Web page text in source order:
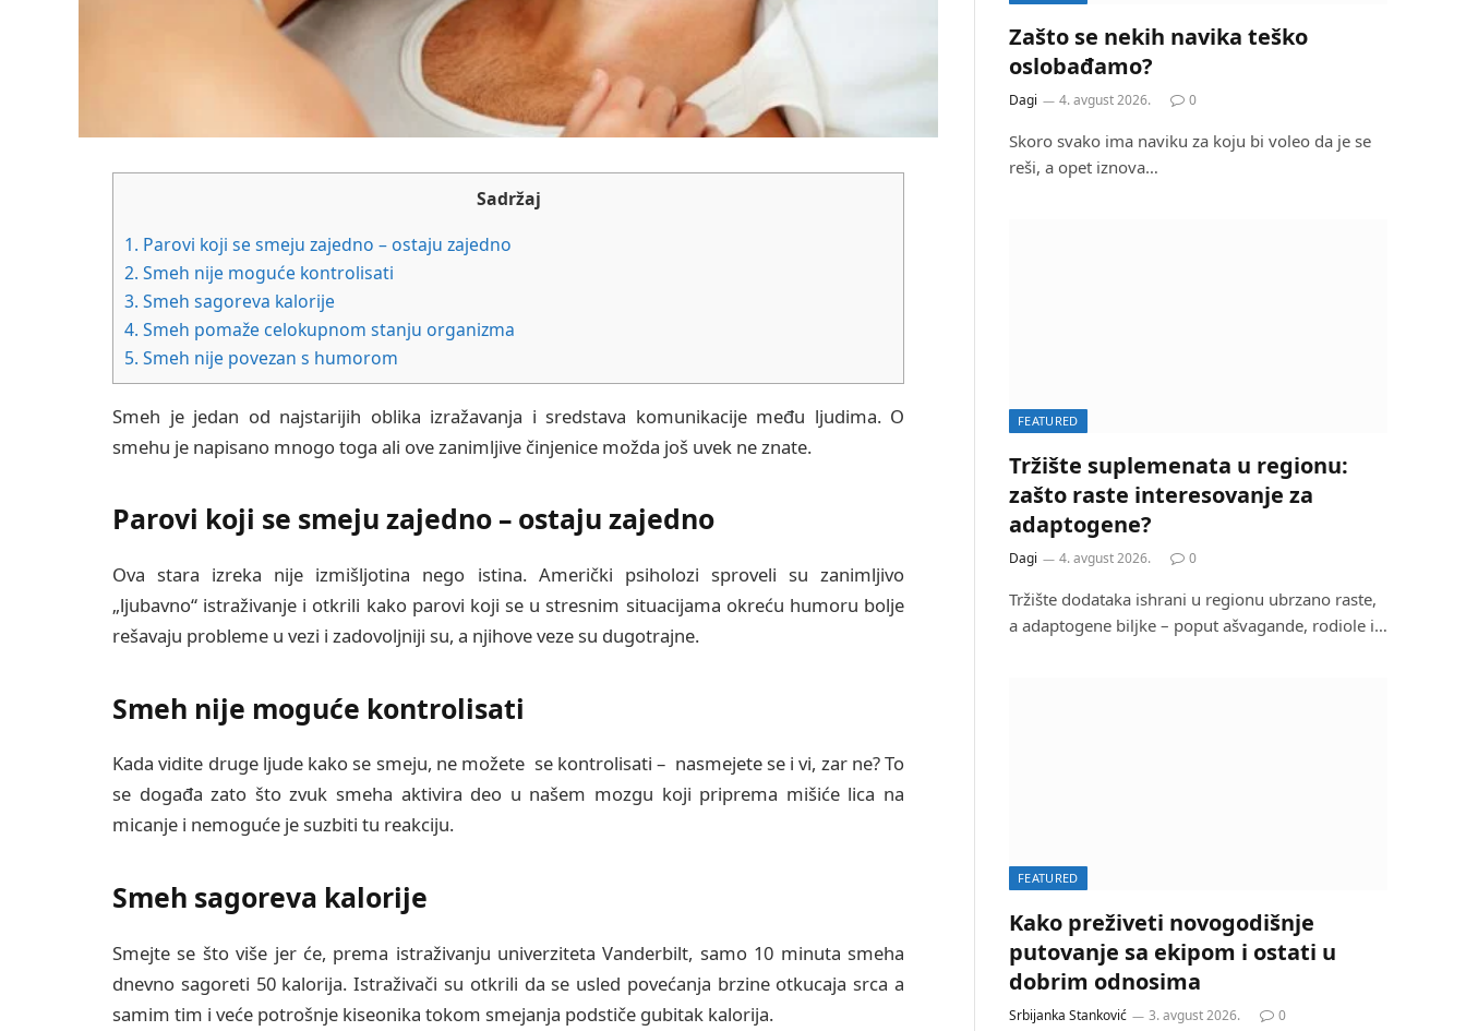
Sadržaj
1. Parovi koji se smeju zajedno – ostaju zajedno
2. Smeh nije moguće kontrolisati
3. Smeh sagoreva kalorije
4. Smeh pomaže celokupnom stanju organizma
5. Smeh nije povezan s humorom
Smeh je jedan od najstarijih oblika izražavanja i sredstava komunikacije među ljudima. O
smehu je napisano mnogo toga ali ove zanimljive činjenice možda još uvek ne znate.
Parovi koji se smeju zajedno – ostaju zajedno
Ova stara izreka nije izmišljotina nego istina. Američki psiholozi sproveli su zanimljivo
„ljubavno“ istraživanje i otkrili kako parovi koji se u stresnim situacijama okreću humoru bolje
rešavaju probleme u vezi i zadovoljniji su, a njihove veze su dugotrajne.
Smeh nije moguće kontrolisati
Kada vidite druge ljude kako se smeju, ne možete se kontrolisati – nasmejete se i vi, zar ne? To
se događa zato što zvuk smeha aktivira deo u našem mozgu koji priprema mišiće lica na
micanje i nemoguće je suzbiti tu reakciju.
Smeh sagoreva kalorije
Smejte se što više jer će, prema istraživanju univerziteta Vanderbilt, samo 10 minuta smeha
dnevno sagoreti 50 kalorija. Istraživači su otkrili da se usled povećanja brzine otkucaja srca a
samim tim i veće potrošnje kiseonika tokom smejanja podstiče gubitak kalorija.
Zašto se nekih navika teško
oslobađamo?
Dagi 4. avgust 2026. 0
Skoro svako ima naviku za koju bi voleo da je se
reši, a opet iznova…
FEATURED
Tržište suplemenata u regionu:
zašto raste interesovanje za
adaptogene?
Dagi 4. avgust 2026. 0
Tržište dodataka ishrani u regionu ubrzano raste,
a adaptogene biljke – poput ašvagande, rodiole i…
FEATURED
Kako preživeti novogodišnje
putovanje sa ekipom i ostati u
dobrim odnosima
Srbijanka Stanković 3. avgust 2026. 0